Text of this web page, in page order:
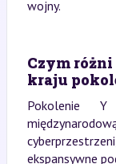
wojny.
Czym
kraju
Pokolenie
ekspansywne